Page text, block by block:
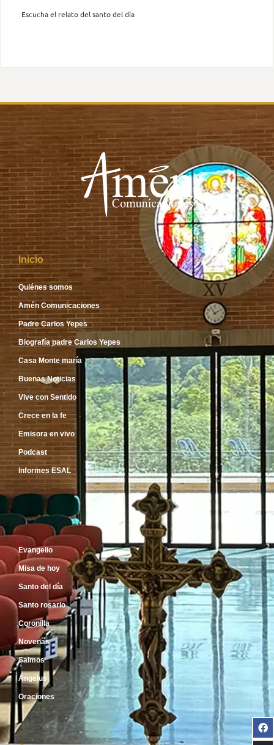
Escucha el relato del santo del día
Inicio
Quiénes somos
Amén Comunicaciones
Padre Carlos Yepes
Biografía padre Carlos Yepes
Casa Monte maría
Buenas Noticias
Vive con Sentido
Crece en la fe
Emisora en vivo
Podcast
Informes ESAL
Inicio
Evangelio
Misa de hoy
Santo del día
Santo rosario
Coronilla
Novenas
Salmos
Ángelus
Oraciones